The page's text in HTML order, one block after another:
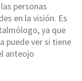
personas
en la visión. Es
ya que
puede ver si tiene
anteojo